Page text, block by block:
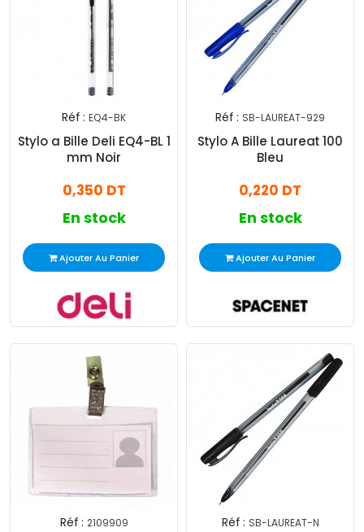
Réf : EQ4-BK
Stylo a Bille Deli EQ4-BL 1
mm Noir
0,350 DT
En stock
Ajouter Au Panier
Réf : SB-LAUREAT-929
Stylo A Bille Laureat 100
Bleu
0,220 DT
En stock
Ajouter Au Panier
Réf : 2109909 Réf : SB-LAUREAT-N